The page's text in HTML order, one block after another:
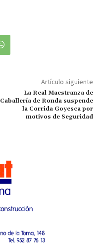
Artículo siguiente
La Real Maestranza de
Caballería de Ronda suspende
la Corrida Goyesca por
motivos de Seguridad